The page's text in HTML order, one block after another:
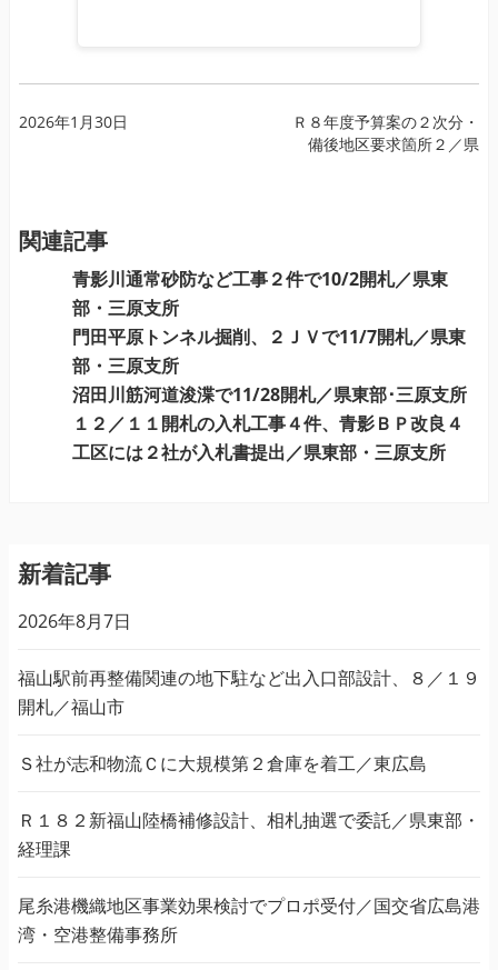
投
ゲ
ー
2026年1月30日
Ｒ８年度予算案の２次分・
備後地区要求箇所２／県
関連記事
青影川通常砂防など工事２件で10/2開札／県東
部・三原支所
門田平原トンネル掘削、２ＪＶで11/7開札／県東
部・三原支所
沼田川筋河道浚渫で11/28開札／県東部･三原支所
１２／１１開札の入札工事４件、青影ＢＰ改良４
工区には２社が入札書提出／県東部・三原支所
新着記事
2026年8月7日
福山駅前再整備関連の地下駐など出入口部設計、８／１９
開札／福山市
Ｓ社が志和物流Ｃに大規模第２倉庫を着工／東広島
Ｒ１８２新福山陸橋補修設計、相札抽選で委託／県東部・
経理課
尾糸港機織地区事業効果検討でプロポ受付／国交省広島港
湾・空港整備事務所